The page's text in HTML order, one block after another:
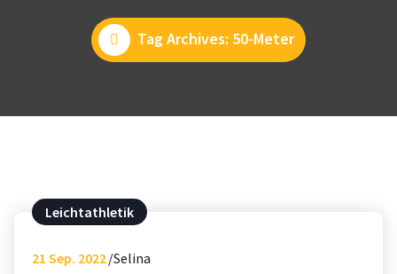
Tag Archives: 50-Meter
Leichtathletik
21 Sep. 2022 Selina